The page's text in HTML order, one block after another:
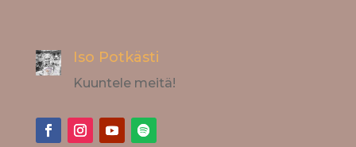
Iso Potkästi
Kuuntele meitä!